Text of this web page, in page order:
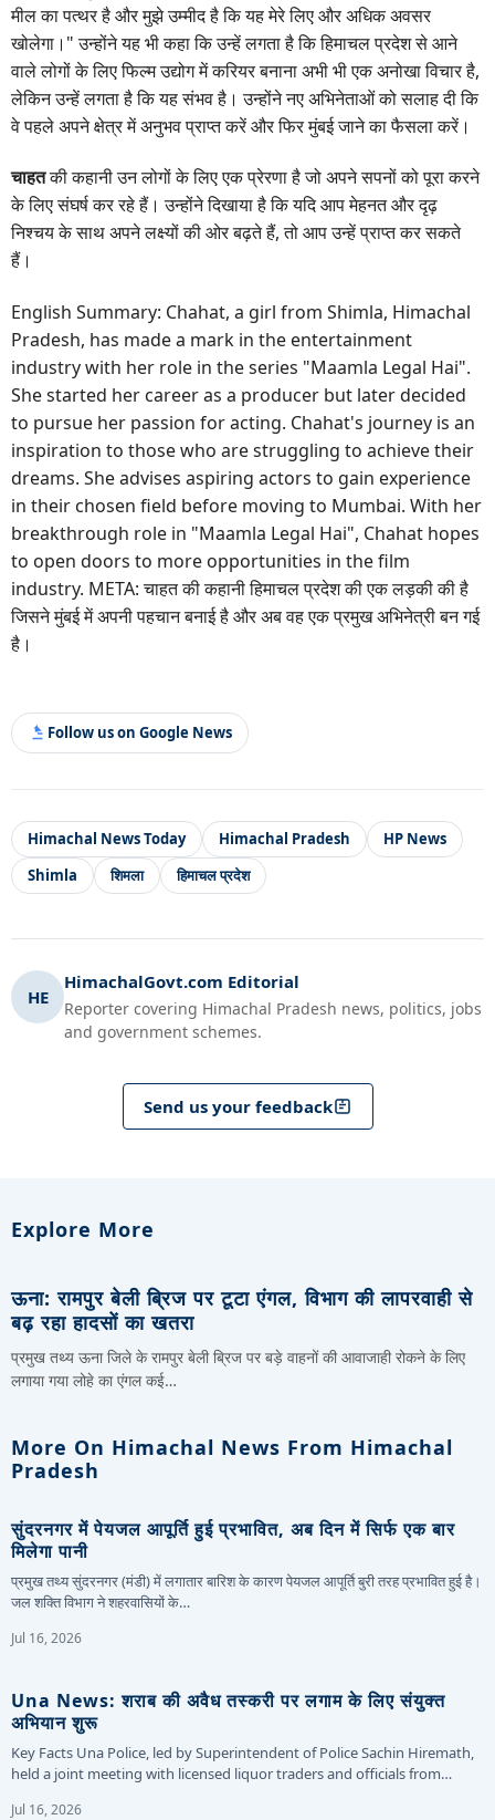
मील का पत्थर है और मुझे उम्मीद है कि यह मेरे लिए और अधिक अवसर
खोलेगा।" उन्होंने यह भी कहा कि उन्हें लगता है कि हिमाचल प्रदेश से आने
वाले लोगों के लिए फिल्म उद्योग में करियर बनाना अभी भी एक अनोखा विचार है,
लेकिन उन्हें लगता है कि यह संभव है। उन्होंने नए अभिनेताओं को सलाह दी कि
वे पहले अपने क्षेत्र में अनुभव प्राप्त करें और फिर मुंबई जाने का फैसला करें।
चाहतकी कहानी उन लोगों के लिए एक प्रेरणा है जो अपने सपनों को पूरा करने
के लिए संघर्ष कर रहे हैं। उन्होंने दिखाया है कि यदि आप मेहनत और दृढ़
निश्चय के साथ अपने लक्ष्यों की ओर बढ़ते हैं, तो आप उन्हें प्राप्त कर सकते
हैं।
English Summary: Chahat, a girl from Shimla, Himachal
Pradesh, has made a mark in the entertainment
industry with her role in the series "Maamla Legal Hai".
She started her career as a producer but later decided
to pursue her passion for acting. Chahat's journey is an
inspiration to those who are struggling to achieve their
dreams. She advises aspiring actors to gain experience
in their chosen field before moving to Mumbai. With her
breakthrough role in "Maamla Legal Hai", Chahat hopes
to open doors to more opportunities in the film
industry. META: चाहत की कहानी हिमाचल प्रदेश की एक लड़की की है
जिसने मुंबई में अपनी पहचान बनाई है और अब वह एक प्रमुख अभिनेत्री बन गई
है।
Follow us on Google News
Himachal News Today Himachal Pradesh
HP News
Shimla
शिमला हिमाचल प्रदेश
HE
HimachalGovt.com Editorial
Reporter covering Himachal Pradesh news, politics, jobs
and government schemes.
Send us your feedback
Explore More
ऊना: रामपुर बेली ब्रिज पर टूटा एंगल, विभाग की लापरवाही से
बढ़ रहा हादसों का खतरा
प्रमुख तथ्य ऊना जिले के रामपुर बेली ब्रिज पर बड़े वाहनों की आवाजाही रोकने के लिए
लगाया गया लोहे का एंगल कई…
More On Himachal News From Himachal
Pradesh
सुंदरनगर में पेयजल आपूर्ति हुई प्रभावित, अब दिन में सिर्फ एक बार
मिलेगा पानी
प्रमुख तथ्य सुंदरनगर (मंडी) में लगातार बारिश के कारण पेयजल आपूर्ति बुरी तरह प्रभावित हुई है।
जल शक्ति विभाग ने शहरवासियों के…
Jul 16, 2026
Una News: शराब की अवैध तस्करी पर लगाम के लिए संयुक्त
अभियान शुरू
Key Facts Una Police, led by Superintendent of Police Sachin Hiremath,
held a joint meeting with licensed liquor traders and officials from…
Jul 16, 2026